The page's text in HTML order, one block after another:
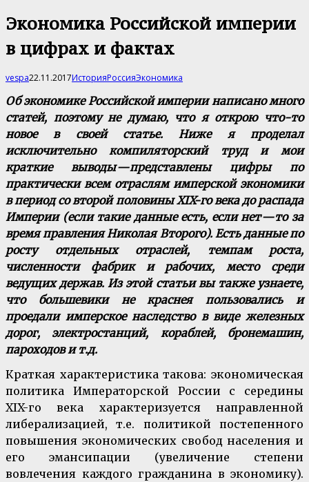
Экономика Российской империи
в цифрах и фактах
vespa22.11.2017ИсторияРоссияЭкономика
Об экономике Российской империи написано много
статей, поэтому не думаю, что я открою что-то
новое в своей статье. Ниже я проделал
исключительно компиляторский труд и мои
краткие выводы — представлены цифры по
практически всем отраслям имперской экономики
в период со второй половины XIX-го века до распада
Империи (если такие данные есть, если нет — то за
время правления Николая Второго). Есть данные по
росту отдельных отраслей, темпам роста,
численности фабрик и рабочих, место среди
ведущих держав. Из этой статьи вы также узнаете,
что большевики не краснея пользовались и
проедали имперское наследство в виде железных
дорог, электростанций, кораблей, бронемашин,
пароходов и т.д.
Краткая характеристика такова: экономическая
политика Императорской России с середины
XIX-го века характеризуется направленной
либерализацией, т.е. политикой постепенного
повышения экономических свобод населения и
его эмансипации (увеличение степени
вовлечения каждого гражданина в экономику).